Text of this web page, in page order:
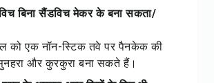
बिना सैंडविच मेकर के बना सकता/
को एक नॉन-स्टिक तवे पर पैनकेक की
और कुरकुरा बना सकते हैं।